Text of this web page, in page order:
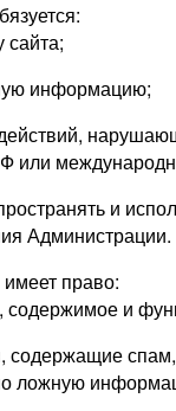
сайта;
информацию;
или
и
Администрации.
право:
содержимое и
содержащие
ложную